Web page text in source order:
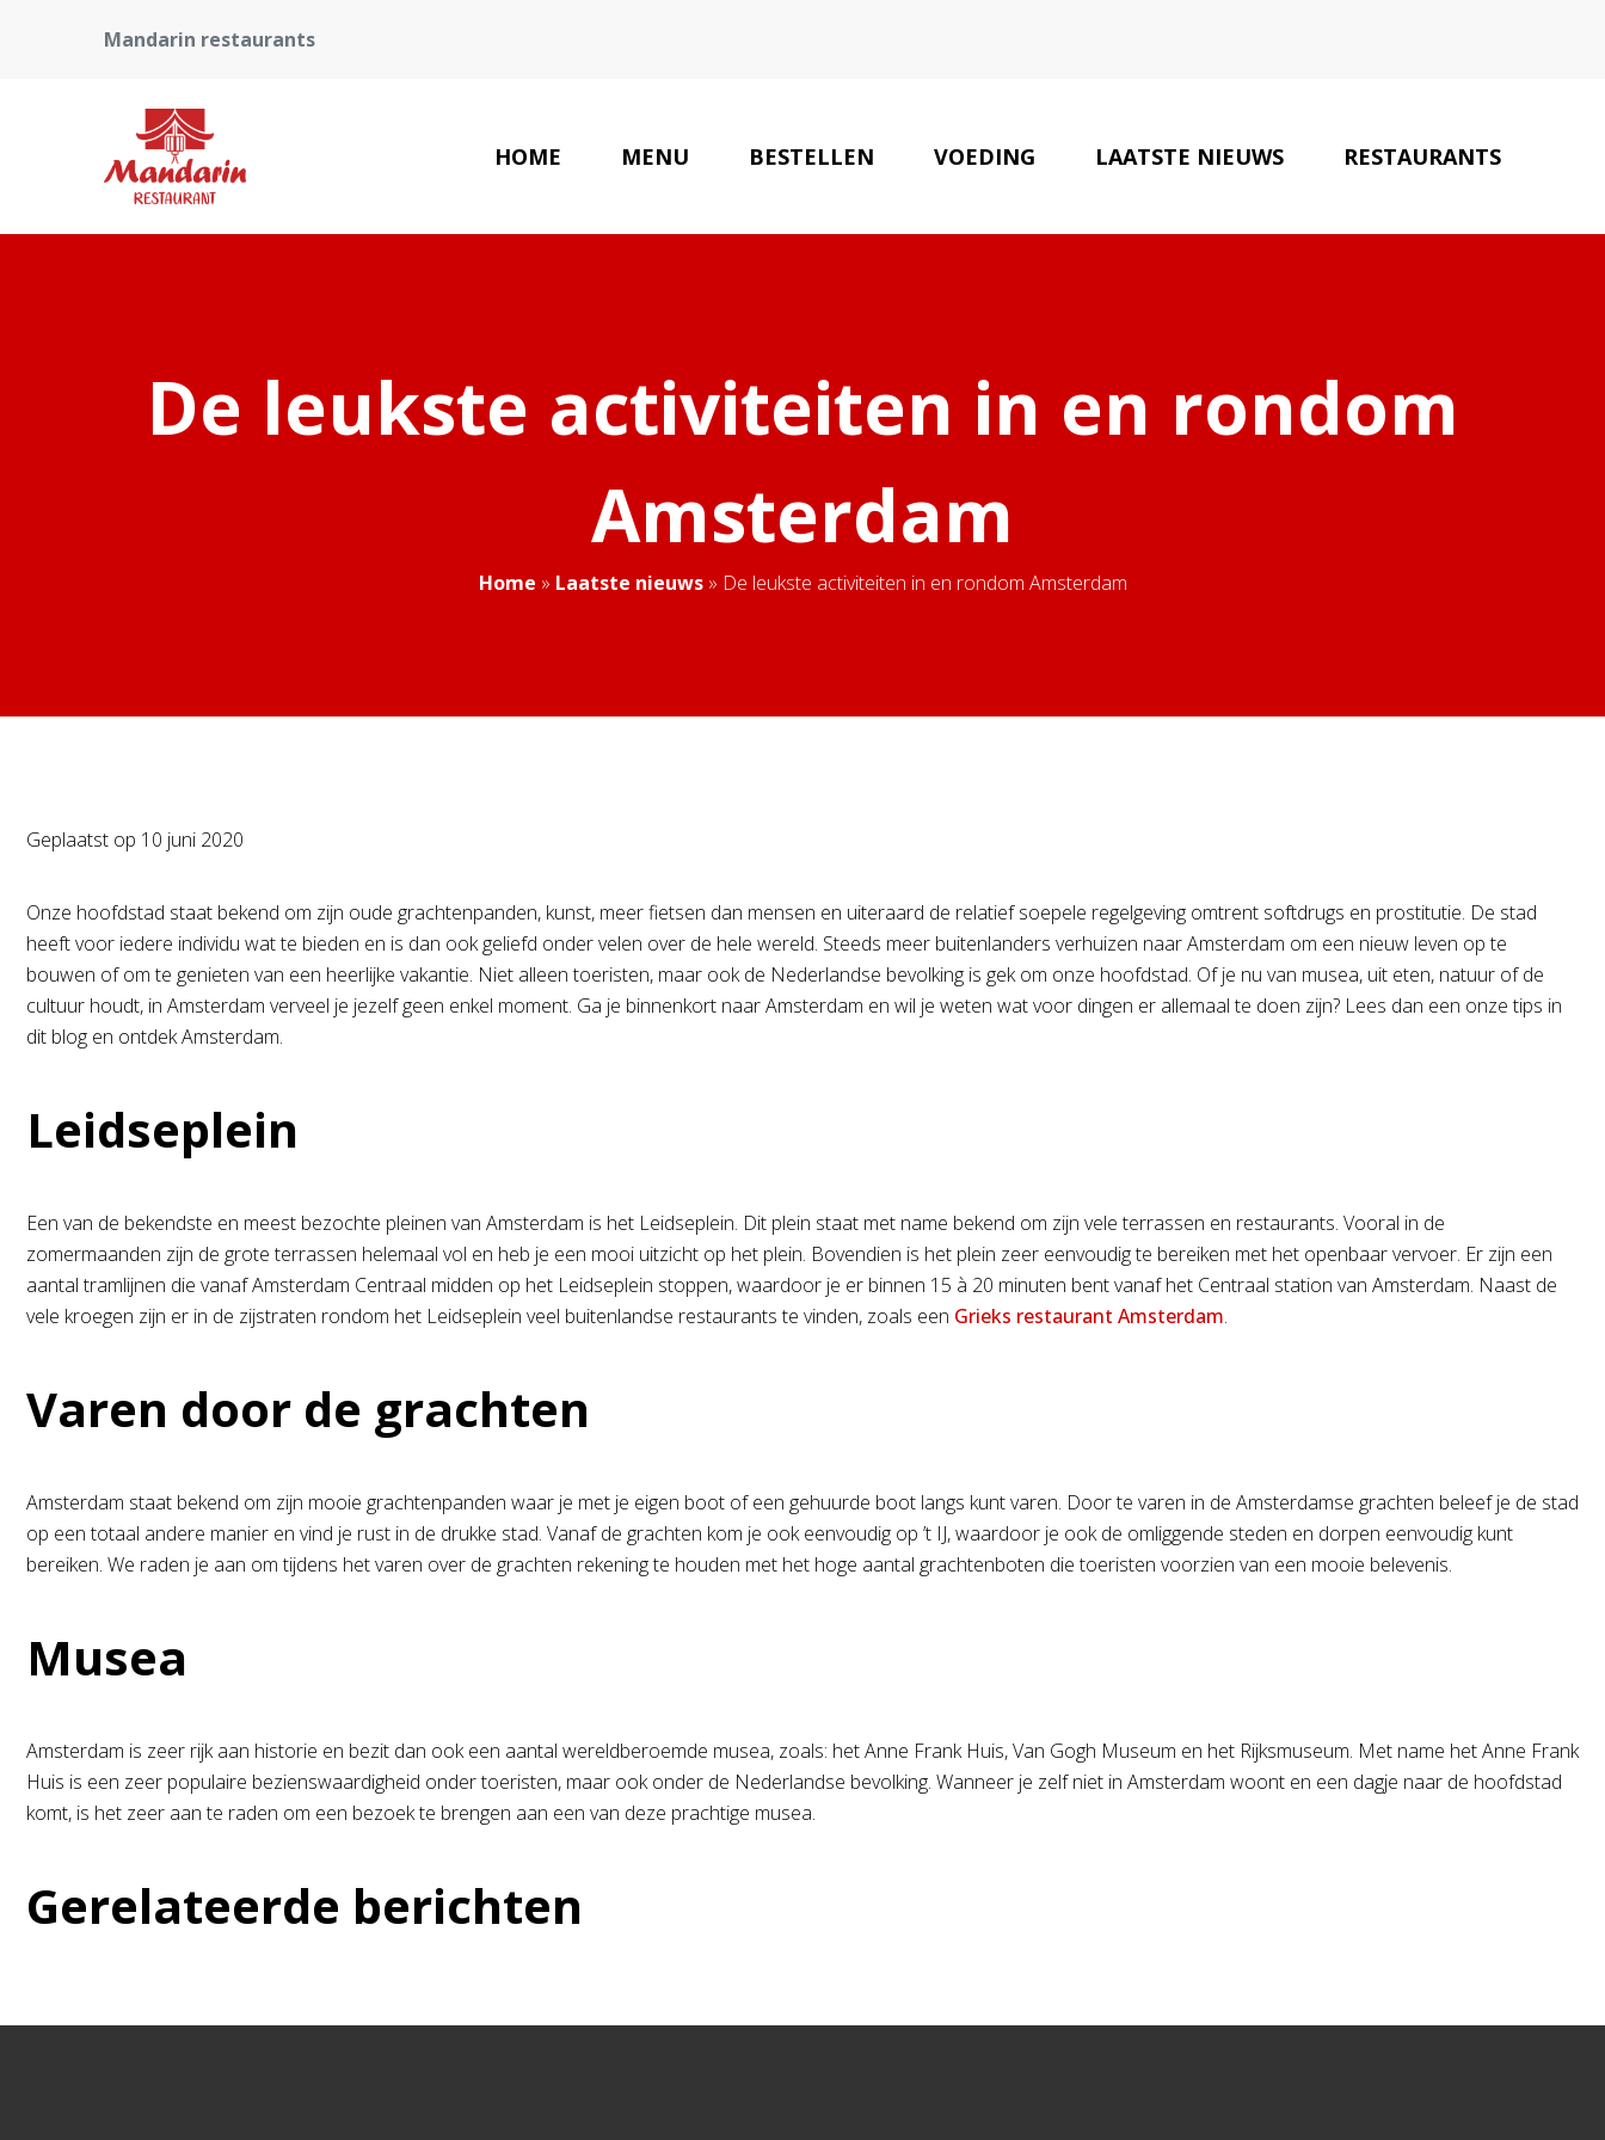
Mandarin restaurants
HOME MENU BESTELLEN VOEDING LAATSTE NIEUWS RESTAURANTS
De leukste activiteiten in en rondom
Amsterdam
Home » Laatste nieuws» De leukste activiteiten in en rondom Amsterdam
Geplaatst op 10 juni 2020
Onze hoofdstad staat bekend om zijn oude grachtenpanden, kunst, meer fietsen dan mensen en uiteraard de relatief soepele regelgeving omtrent softdrugs en prostitutie. De stad
heeft voor iedere individu wat te bieden en is dan ook geliefd onder velen over de hele wereld. Steeds meer buitenlanders verhuizen naar Amsterdam om een nieuw leven op te
bouwen of om te genieten van een heerlijke vakantie. Niet alleen toeristen, maar ook de Nederlandse bevolking is gek om onze hoofdstad. Of je nu van musea, uit eten, natuur of de
cultuur houdt, in Amsterdam verveel je jezelf geen enkel moment. Ga je binnenkort naar Amsterdam en wil je weten wat voor dingen er allemaal te doen zijn? Lees dan een onze tips in
dit blog en ontdek Amsterdam.
Leidseplein
Een van de bekendste en meest bezochte pleinen van Amsterdam is het Leidseplein. Dit plein staat met name bekend om zijn vele terrassen en restaurants. Vooral in de
zomermaanden zijn de grote terrassen helemaal vol en heb je een mooi uitzicht op het plein. Bovendien is het plein zeer eenvoudig te bereiken met het openbaar vervoer. Er zijn een
aantal tramlijnen die vanaf Amsterdam Centraal midden op het Leidseplein stoppen, waardoor je er binnen 15 à 20 minuten bent vanaf het Centraal station van Amsterdam. Naast de
vele kroegen zijn er in de zijstraten rondom het Leidseplein veel buitenlandse restaurants te vinden, zoals een Grieks restaurant Amsterdam.
Varen door de grachten
Amsterdam staat bekend om zijn mooie grachtenpanden waar je met je eigen boot of een gehuurde boot langs kunt varen. Door te varen in de Amsterdamse grachten beleef je de stad
op een totaal andere manier en vind je rust in de drukke stad. Vanaf de grachten kom je ook eenvoudig op ’t IJ, waardoor je ook de omliggende steden en dorpen eenvoudig kunt
bereiken. We raden je aan om tijdens het varen over de grachten rekening te houden met het hoge aantal grachtenboten die toeristen voorzien van een mooie belevenis.
Musea
Amsterdam is zeer rijk aan historie en bezit dan ook een aantal wereldberoemde musea, zoals: het Anne Frank Huis, Van Gogh Museum en het Rijksmuseum. Met name het Anne Frank
Huis is een zeer populaire bezienswaardigheid onder toeristen, maar ook onder de Nederlandse bevolking. Wanneer je zelf niet in Amsterdam woont en een dagje naar de hoofdstad
komt, is het zeer aan te raden om een bezoek te brengen aan een van deze prachtige musea.
Gerelateerde berichten